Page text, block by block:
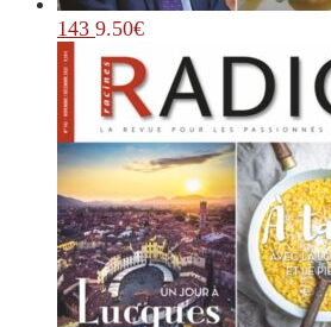
143 9.50€